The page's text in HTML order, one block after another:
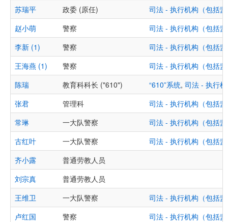
苏瑞平
政委 (原任)
司法 - 执行机构（包括
赵小萌
警察
司法 - 执行机构（包括
李新 (1)
警察
司法 - 执行机构（包括
王海燕 (1)
警察
司法 - 执行机构（包括
陈瑞
教育科科长 ("610") “610”系统, 司法 - 执行
张君
管理科
司法 - 执行机构（包括
常琳
一大队警察
司法 - 执行机构（包括
古红叶
一大队警察
司法 - 执行机构（包括
齐小露
普通劳教人员
刘宗真
普通劳教人员
王维卫
一大队警察
司法 - 执行机构（包括
卢红国
警察
司法 - 执行机构（包括